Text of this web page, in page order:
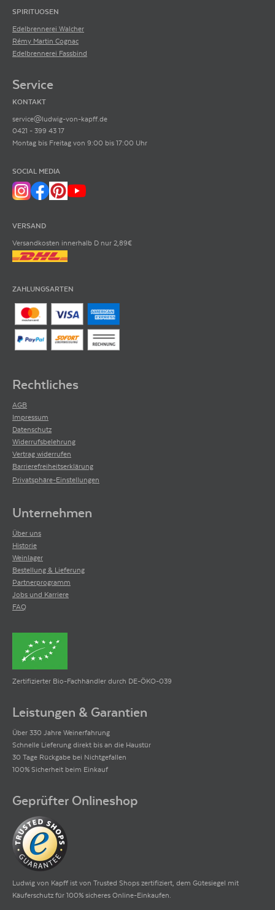
SPIRITUOSEN
Edelbrennerei Walcher
Rémy Martin Cognac
Edelbrennerei Fassbind
Service
KONTAKT
service@ludwig-von-kapff.de
0421 - 399 43 17
Montag bis Freitag von 9:00 bis 17:00 Uhr
SOCIAL MEDIA
VERSAND
Versandkosten innerhalb D nur 2,89€
ZAHLUNGSARTEN
Rechtliches
AGB
Impressum
Datenschutz
Widerrufsbelehrung
Vertrag widerrufen
Barrierefreiheitserklärung
Privatsphäre-Einstellungen
Unternehmen
Über uns
Historie
Weinlager
Bestellung & Lieferung
Partnerprogramm
Jobs und Karriere
FAQ
Zertifizierter Bio-Fachhändler durch DE-ÖKO-039
Leistungen & Garantien
Über 330 Jahre Weinerfahrung
Schnelle Lieferung direkt bis an die Haustür
30 Tage Rückgabe bei Nichtgefallen
100% Sicherheit beim Einkauf
Geprüfter Onlineshop
Ludwig von Kapff ist von Trusted Shops zertifiziert, dem Gütesiegel mit
Käuferschutz für 100% sicheres Online-Einkaufen.